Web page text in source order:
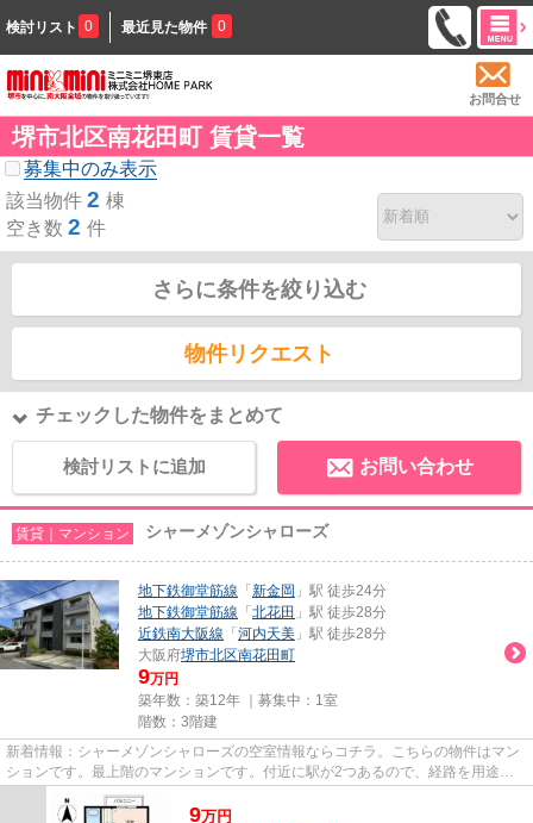
検討リスト 0 最近見た物件 0
お問合せ
堺市北区南花田町 賃貸一覧
募集中のみ表示
該当物件 2 棟
空き数 2 件
さらに条件を絞り込む
物件リクエスト
チェックした物件をまとめて
検討リストに追加 お問い合わせ
賃貸｜マンション シャーメゾンシャローズ
地下鉄御堂筋線 「 新金岡 」駅 徒歩24分
地下鉄御堂筋線 「 北花田 」駅 徒歩28分
近鉄南大阪線 「 河内天美 」駅 徒歩28分
大阪府堺市北区南花田町
9万円
築年数：築12年 ｜募集中： 1室
階数：3階建
新着情報：シャーメゾンシャローズの空室情報ならコチラ。こちらの物件はマン
ションです。最上階のマンションです。付近に駅が2つあるので、経路を用途や
行き先によって選べる物件です...
9万円